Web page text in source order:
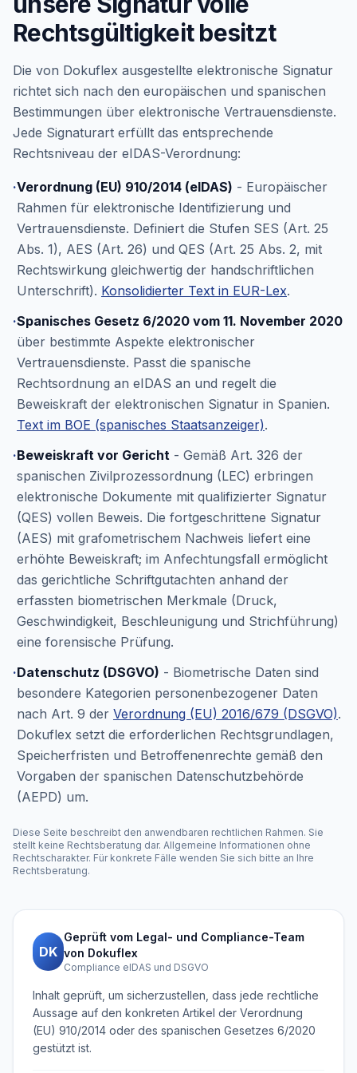
Rechtsgültigkeit besitzt
Die von Dokuflex ausgestellte elektronische Signatur
richtet sich nach den europäischen und spanischen
Bestimmungen über elektronische Vertrauensdienste.
Jede Signaturart erfüllt das entsprechende
Rechtsniveau der eIDAS-Verordnung:
·Verordnung (EU) 910/2014 (eIDAS) - Europäischer
Rahmen für elektronische Identifizierung und
Vertrauensdienste. Definiert die Stufen SES (Art. 25
Abs. 1), AES (Art. 26) und QES (Art. 25 Abs. 2, mit
Rechtswirkung gleichwertig der handschriftlichen
Unterschrift). Konsolidierter Text in EUR-Lex.
·Spanisches Gesetz 6/2020 vom 11. November 2020
über bestimmte Aspekte elektronischer
Vertrauensdienste. Passt die spanische
Rechtsordnung an eIDAS an und regelt die
Beweiskraft der elektronischen Signatur in Spanien.
Text im BOE (spanisches Staatsanzeiger).
·Beweiskraft vor Gericht - Gemäß Art. 326 der
spanischen Zivilprozessordnung (LEC) erbringen
elektronische Dokumente mit qualifizierter Signatur
(QES) vollen Beweis. Die fortgeschrittene Signatur
(AES) mit grafometrischem Nachweis liefert eine
erhöhte Beweiskraft; im Anfechtungsfall ermöglicht
das gerichtliche Schriftgutachten anhand der
erfassten biometrischen Merkmale (Druck,
Geschwindigkeit, Beschleunigung und Strichführung)
eine forensische Prüfung.
·Datenschutz (DSGVO) - Biometrische Daten sind
besondere Kategorien personenbezogener Daten
nach Art. 9 der Verordnung (EU) 2016/679 (DSGVO).
Dokuflex setzt die erforderlichen Rechtsgrundlagen,
Speicherfristen und Betroffenenrechte gemäß den
Vorgaben der spanischen Datenschutzbehörde
(AEPD) um.
Diese Seite beschreibt den anwendbaren rechtlichen Rahmen. Sie
stellt keine Rechtsberatung dar. Allgemeine Informationen ohne
Rechtscharakter. Für konkrete Fälle wenden Sie sich bitte an Ihre
Rechtsberatung.
DK
Geprüft vom Legal- und Compliance-Team
von Dokuflex
Compliance eIDAS und DSGVO
Inhalt geprüft, um sicherzustellen, dass jede rechtliche
Aussage auf den konkreten Artikel der Verordnung
(EU) 910/2014 oder des spanischen Gesetzes 6/2020
gestützt ist.